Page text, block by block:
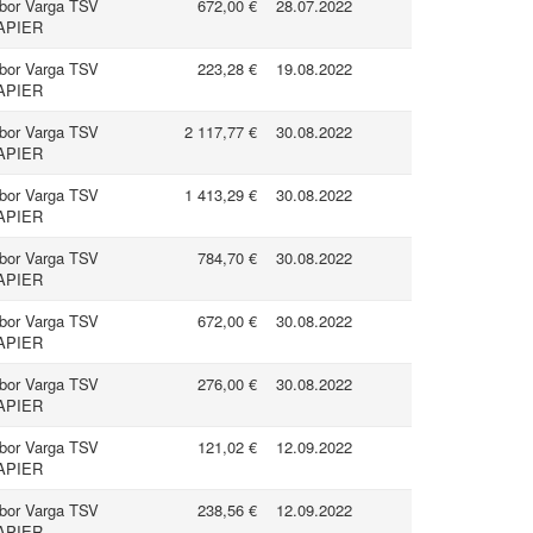
Varga TSV
672,00 € 28.07.2022
Varga TSV
223,28 € 19.08.2022
Varga TSV
2 117,77 € 30.08.2022
Varga TSV
1 413,29 € 30.08.2022
Varga TSV
784,70 € 30.08.2022
Varga TSV
672,00 € 30.08.2022
Varga TSV
276,00 € 30.08.2022
Varga TSV
121,02 € 12.09.2022
Varga TSV
238,56 € 12.09.2022